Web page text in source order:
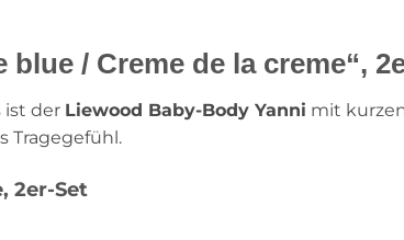
/ Creme de la creme“,
ist der Liewood Baby-Body Yanni mit
Tragegefühl.
2er-Set